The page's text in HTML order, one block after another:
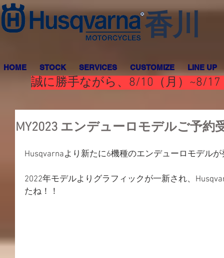
香川
HOME STOCK SERVICES CUSTOMIZE LINE UP
誠に勝手ながら、8/10（月）~8/
MY2023 エンデューロモデルご予約
Husqvarnaより新たに6機種のエンデューロモデル
2022年モデルよりグラフィックが一新され、
たね！！